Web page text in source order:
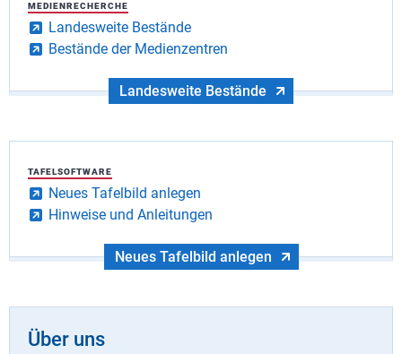
MEDIENRECHERCHE
Landesweite Bestände
Bestände der Medienzentren
Landesweite Bestände
TAFELSOFTWARE
Neues Tafelbild anlegen
Hinweise und Anleitungen
Neues Tafelbild anlegen
Über uns